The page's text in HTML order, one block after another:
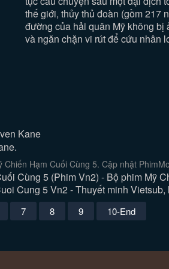
thế giới, thủy thủ đoàn (gồm 217
đường của hải quân Mỹ không bị
và ngăn chặn vi rút để cứu nhân
Kane
Chiến Hạm Cuối Cùng 5. Cập nhật
Cùng 5 (Phim Vn2) - Bộ phim Mỹ
Cung 5 Vn2 - Thuyết minh
7 8 9 10-End